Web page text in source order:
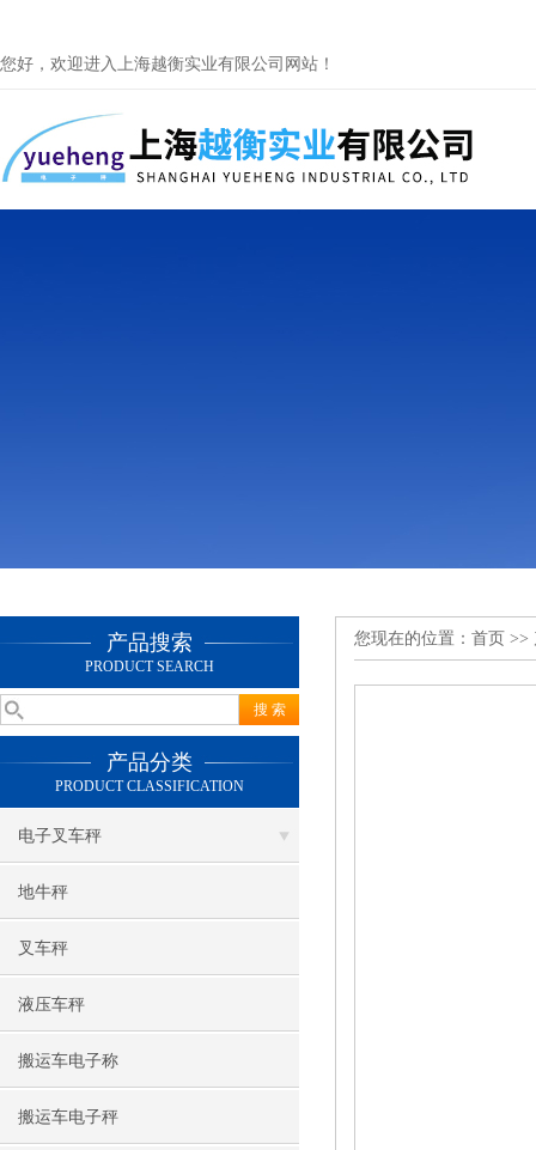
您好，欢迎进入上海越衡实业有限公司网站！
产品搜索
PRODUCT SEARCH
产品分类
PRODUCT CLASSIFICATION
电子叉车秤
地牛秤
叉车秤
液压车秤
搬运车电子称
搬运车电子秤
您现在的位置： 首页 >>